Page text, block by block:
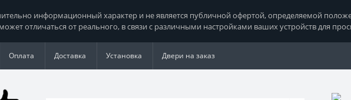
информационный характер и не является публичной офертой, определяемой
отличаться от реального, в связи с различными настройками ваших устройств для
Оплата Доставка Установка Двери на заказ